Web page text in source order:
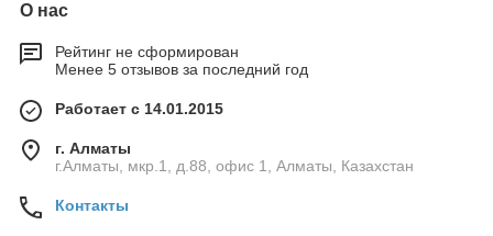
О нас
Рейтинг не сформирован
Менее 5 отзывов за последний год
Работает с 14.01.2015
г. Алматы
г.Алматы, мкр.1, д.88, офис 1, Алматы, Казахстан
Контакты